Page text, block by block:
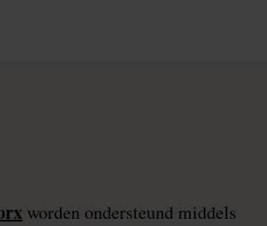
worden ondersteund middels